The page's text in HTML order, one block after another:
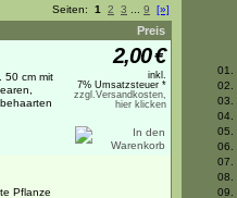
Seiten: 1 2 3 9 [»]
Preis
50 cm mit
2,00€
inkl.
7% Umsatzsteuer *
zzgl.Versandkosten,
hier klicken
Pflanze
01.
02.
03.
04.
05.
06.
07.
08.
09.